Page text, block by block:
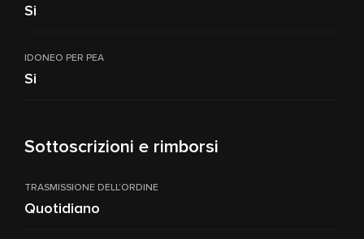
Si
IDONEO PER PEA
Si
Sottoscrizioni e rimborsi
TRASMISSIONE DELL’ORDINE
Quotidiano